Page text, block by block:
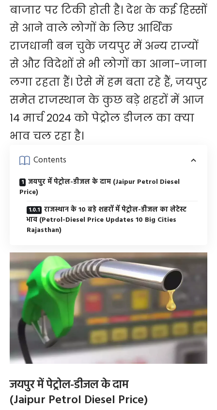
बाजार पर टिकी होती है। देश के कई हिस्सों
से आने वाले लोगों के लिए आर्थिक
राजधानी बन चुके जयपुर में अन्य राज्यों
से और विदेशों से भी लोगों का आना-जाना
लगा रहता हैं। ऐसे में हम बता रहे हैं, जयपुर
समेत राजस्थान के कुछ बड़े शहरों में आज
14 मार्च 2024 को पेट्रोल डीजल का क्या
भाव चल रहा है।
Contents
जयपुर में पेट्रोल-डीजल के दाम (Jaipur Petrol Diesel
Price)
राजस्थान के 10 बड़े शहरों में पेट्रोल-डीजल का लेटेस्ट
भाव (Petrol-Diesel Price Updates 10 Big Cities
Rajasthan)
जयपुर में पेट्रोल-डीजल के दाम
(Jaipur Petrol Diesel Price)